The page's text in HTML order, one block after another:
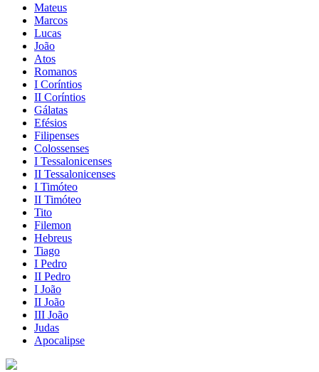
Mateus
Marcos
Lucas
João
Atos
Romanos
I Coríntios
II Coríntios
Gálatas
Efésios
Filipenses
Colossenses
I Tessalonicenses
II Tessalonicenses
I Timóteo
II Timóteo
Tito
Filemon
Hebreus
Tiago
I Pedro
II Pedro
I João
II João
III João
Judas
Apocalipse